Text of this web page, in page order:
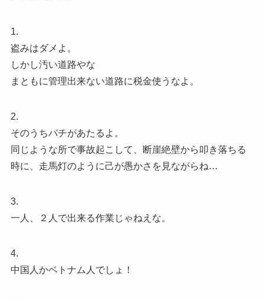
1.
盗みはダメよ。
しかし汚い道路やな
まともに管理出来ない道路に税金使うなよ。
2.
そのうちバチがあたるよ。
同じような所で事故起こして、断崖絶壁から叩き落ちる
時に、走馬灯のように己が愚かさを見ながらね…
3.
一人、２人で出来る作業じゃねえな。
4.
中国人かベトナム人でしょ！